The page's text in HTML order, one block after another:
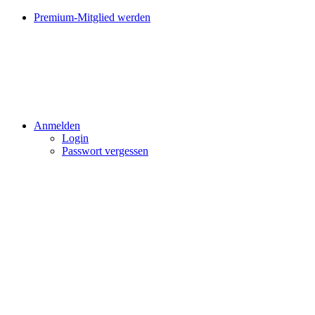
Premium-Mitglied werden
Anmelden
Login
Passwort vergessen